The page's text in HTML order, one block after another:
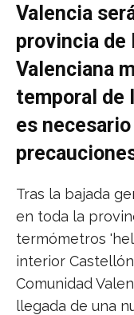
Valencia
provincia de
Valenciana
temporal de
es
Tras la bajada
en toda la
termómetros
interior
Comunidad
llegada de una